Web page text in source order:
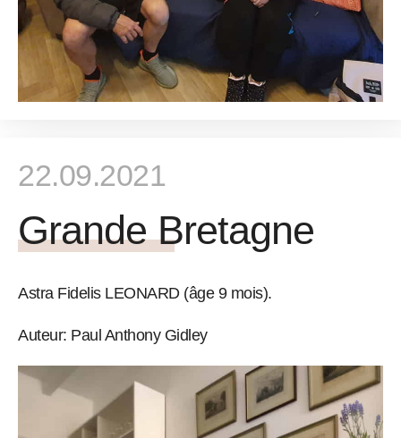
22.09.2021
Grande Bretagne
Astra Fidelis LEONARD (âge 9 mois).
Auteur: Paul Anthony Gidley